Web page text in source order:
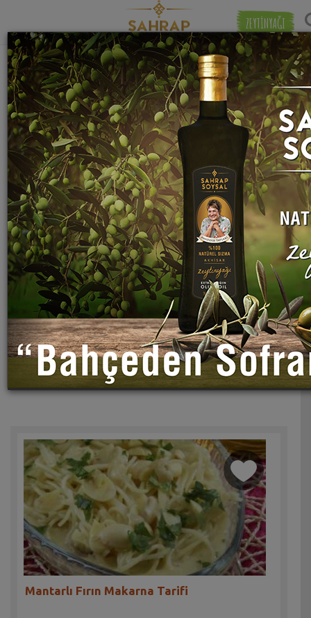
ZEYTİNYAĞI
"spagetti makarna" etiketiyle eşleşen (14)
tarif bulundu.
Eşleşmeye
Mantarlı Fırın Makarna Tarifi